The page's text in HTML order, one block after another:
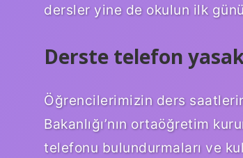
dersler yine de okulun ilk
Derste telefon yasak
Öğrencilerimizin ders
Bakanlığı’nın ortaöğretim
telefonu bulundurmaları ve